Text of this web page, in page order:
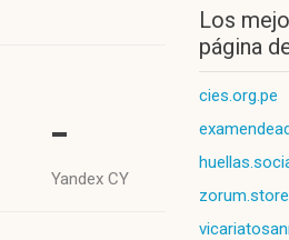
-
Yandex CY
Los
página
cies.org.pe
zorum.store